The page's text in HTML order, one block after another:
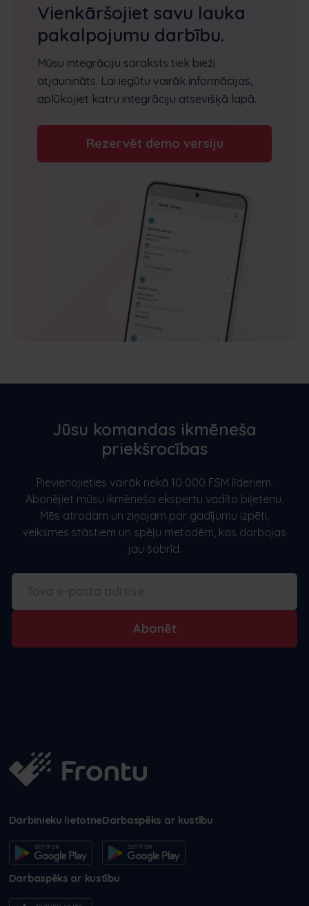
Vienkāršojiet savu lauka
pakalpojumu darbību.
Mūsu integrāciju saraksts tiek bieži
atjaunināts. Lai iegūtu vairāk informācijas,
aplūkojiet katru integrāciju atsevišķā lapā.
Rezervēt demo versiju
Jūsu komandas ikmēneša
priekšrocības
Pievienojieties vairāk nekā 10 000 FSM līderiem.
Abonējiet mūsu ikmēneša ekspertu vadīto biļetenu.
Mēs atrodam un ziņojam par gadījumu izpēti,
veiksmes stāstiem un spēļu metodēm, kas darbojas
jau šobrīd.
Abonēt
Darbinieku lietotneDarbaspēks ar kustību
Darbaspēks ar kustību